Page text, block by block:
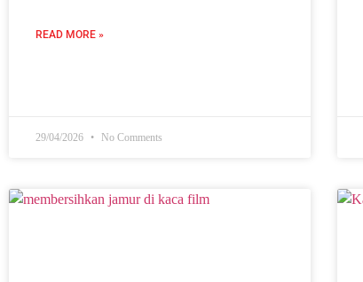
READ MORE »
29/04/2026 No Comments